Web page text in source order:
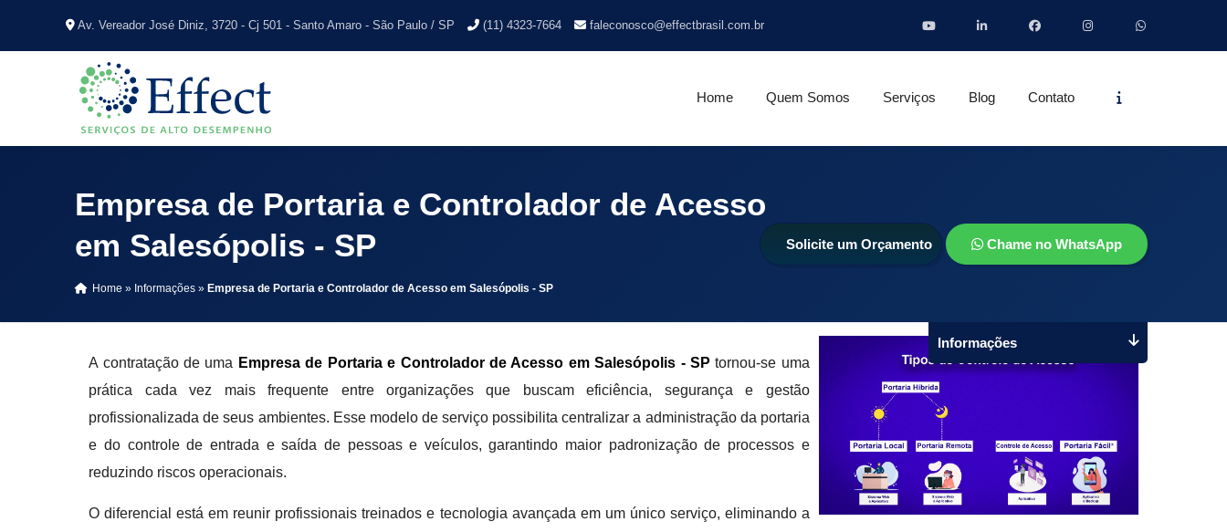
Av. Vereador José Diniz, 3720 - Cj 501 - Santo Amaro - São Paulo / SP (11) 4323-7664 faleconosco@effectbrasil.com.br
Home Quem Somos Serviços Blog Contato
Empresa de Portaria e Controlador de Acesso
em Salesópolis - SP
Home » Informações » Empresa de Portaria e Controlador de Acesso em Salesópolis - SP
Solicite um Orçamento Chame no WhatsApp
A contratação de uma Empresa de Portaria e Controlador de Acesso em Salesópolis - SP tornou-se uma
prática cada vez mais frequente entre organizações que buscam eficiência, segurança e gestão
profissionalizada de seus ambientes. Esse modelo de serviço possibilita centralizar a administração da portaria
e do controle de entrada e saída de pessoas e veículos, garantindo maior padronização de processos e
reduzindo riscos operacionais.
O diferencial está em reunir profissionais treinados e tecnologia avançada em um único serviço, eliminando a
Informações